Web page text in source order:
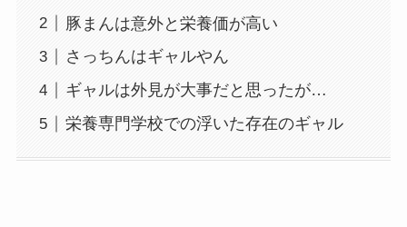
豚まんは意外と栄養価が高い
さっちんはギャルやん
ギャルは外見が大事だと思ったが…
栄養専門学校での浮いた存在のギャル